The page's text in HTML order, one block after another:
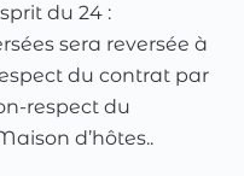
du 24 :
sera reversée à
du contrat par
respect du
d’hôtes..